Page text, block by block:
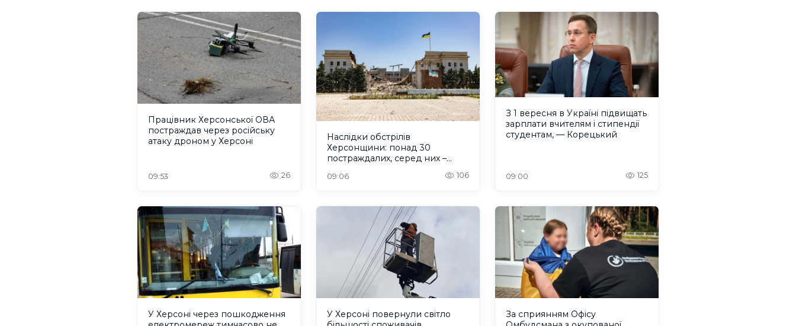
Працівник Херсонської ОВА
постраждав через російську
атаку дроном у Херсоні
09:53 26
Наслідки обстрілів
Херсонщини: понад 30
постраждалих, серед них –
09:06 106
З 1 вересня в Україні підвищать
зарплати вчителям і стипендії
студентам, — Корецький
09:00 125
У Херсоні через пошкодження
У Херсоні повернули світло
За сприянням Офісу